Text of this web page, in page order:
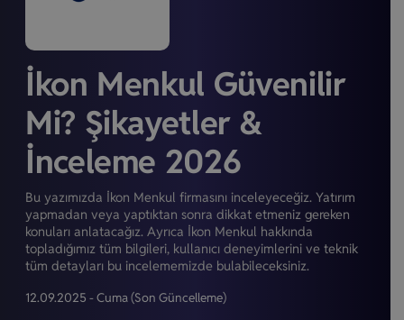
İkon Menkul Güvenilir
Mi? Şikayetler &
İnceleme 2026
Bu yazımızda İkon Menkul firmasını inceleyeceğiz. Yatırım
yapmadan veya yaptıktan sonra dikkat etmeniz gereken
konuları anlatacağız. Ayrıca İkon Menkul hakkında
topladığımız tüm bilgileri, kullanıcı deneyimlerini ve teknik
tüm detayları bu incelememizde bulabileceksiniz.
12.09.2025 - Cuma(Son Güncelleme)